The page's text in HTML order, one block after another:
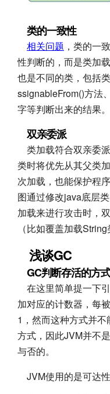
类的一致性
相关问题 ，类的一
性判断的，而是类加
也是不同的类，包括
ssignableFrom()方法
字等判断出来的结果。
双亲委派
类加载符合双亲委
类时将优先从其父类
次加载，也能保护程
图通过修改java底层
加载来进行攻击时，
（比如覆盖加载String
浅谈GC
GC判断存活的方式
在这里简单提一下
加对应的计数器，每
1，然而这种方式并
方式，因此JVM并不
与否的。
JVM使用的是可达性